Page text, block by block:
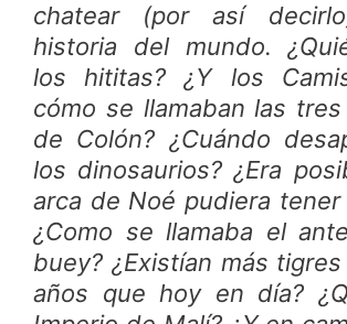
chatear (por así
historia del mundo.
los hititas? ¿Y los
cómo se llamaban las
de Colón? ¿Cuándo
los dinosaurios? ¿Era
arca de Noé pudiera tener
¿Como se llamaba el
buey? ¿Existían más
años que hoy en día?